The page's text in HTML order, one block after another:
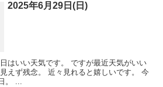
2025年6月29日(日)
はいい天気です。 ですが最近天気がいい
えず残念。 近々見れると嬉しいです。 今
。 ...